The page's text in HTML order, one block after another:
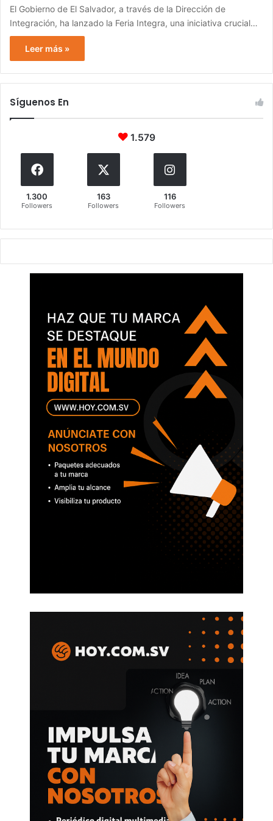
El Gobierno de El Salvador, a través de la Dirección de
Integración, ha lanzado la Feria Integra, una iniciativa crucial…
Leer más »
Síguenos En
1.579
1.300
Followers
163
Followers
116
Followers